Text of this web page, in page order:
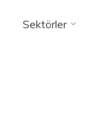
Sektörler